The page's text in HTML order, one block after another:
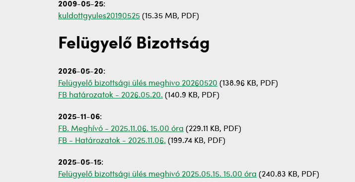
2009-05-25:
kuldottgyules20190525 (15.35 MB, PDF)
Felügyelő Bizottság
2026-05-20:
Felügyelő bizottsági ülés meghivo 20260520 (138.96 KB, PDF)
FB határozatok - 2026.05.20. (140.9 KB, PDF)
2025-11-06:
FB. Meghívó - 2025.11.06. 15.00 óra (229.11 KB, PDF)
FB - Határozatok - 2025.11.06. (199.74 KB, PDF)
2025-05-15:
Felügyelő bizottsági ülés meghivó 2025.05.15. 15.00 óra (240.83 KB, PDF)